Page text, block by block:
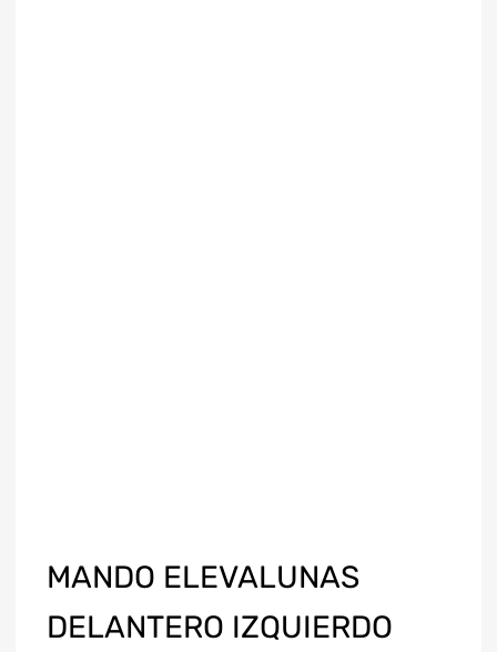
MANDO ELEVALUNAS
DELANTERO IZQUIERDO